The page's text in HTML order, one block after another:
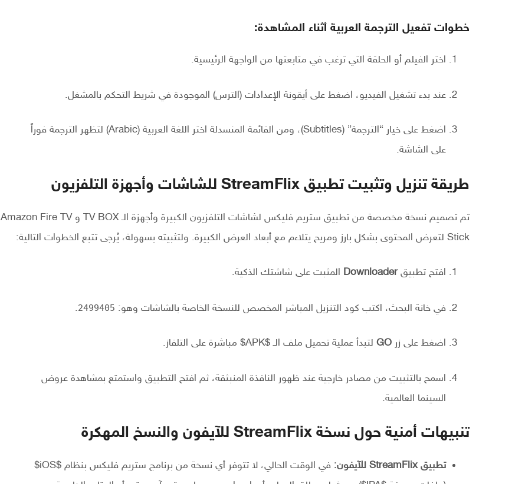
خطوات تفعيل الترجمة العربية أثناء المشاهدة:
اختر الفيلم أو الحلقة التي ترغب في متابعتها من الواجهة الرئيسية.
عند بدء تشغيل الفيديو، اضغط على أيقونة الإعدادات (الترس) الموجودة في شريط التحكم بالمشغل.
اضغط على خيار “الترجمة” (Subtitles)، ومن القائمة المنسدلة اختر اللغة العربية (Arabic) لتظهر الترجمة فوراً
على الشاشة.
طريقة تنزيل وتثبيت تطبيق StreamFlix للشاشات وأجهزة التلفزيون
تم تصميم نسخة مخصصة من تطبيق ستريم فليكس لشاشات التلفزيون الكبيرة وأجهزة الـ TV BOX و Amazon Fire TV
Stick لتعرض المحتوى بشكل بارز ومريح يتلاءم مع أبعاد العرض الكبيرة. ولتثبيته بسهولة، يُرجى تتبع الخطوات التالية:
افتح تطبيقDownloader المثبت على شاشتك الذكية.
في خانة البحث، اكتب كود التنزيل المباشر المخصص للنسخة الخاصة بالشاشات وهو: 2499405
.
اضغط على زر GO لتبدأ عملية تحميل ملف الـ $APK$ مباشرة على التلفاز.
اسمح بالتثبيت من مصادر خارجية عند ظهور النافذة المنبثقة، ثم افتح التطبيق واستمتع بمشاهدة عروض
السينما العالمية.
تنبيهات أمنية حول نسخة StreamFlix للآيفون والنسخ المهكرة
تطبيق StreamFlix للآيفون: في الوقت الحالي، لا تتوفر أي نسخة من برنامج ستريم فليكس بنظام $iOS$